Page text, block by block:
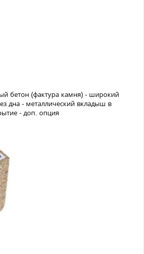
бетон (фактура камня) - широкий
дна - металлический вкладыш в
- доп. опция